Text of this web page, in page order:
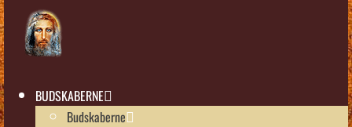
BUDSKABERNE
Budskaberne